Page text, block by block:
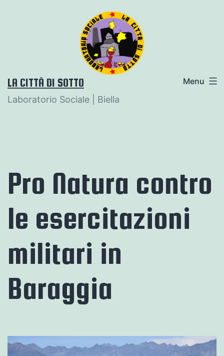
LA CITTÀ DI SOTTO
Laboratorio Sociale | Biella
Menu
Pro Natura contro
le esercitazioni
militari in
Baraggia